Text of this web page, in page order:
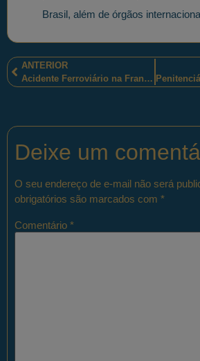
Brasil, além de órgãos
ANTERIOR
Acidente Ferroviário na França.
Deixe um
O seu endereço de e-mail não será
obrigatórios são marcados com *
Comentário *